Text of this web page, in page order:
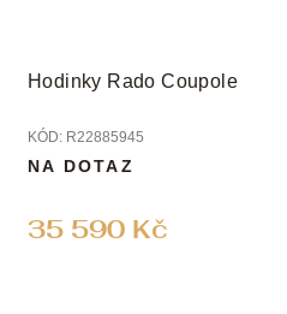
Hodinky Rado Coupole
KÓD: R22885945
35 590 Kč
NA DOTAZ